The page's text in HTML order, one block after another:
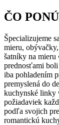
ČO
Špecializujeme
mieru,
šatníky na mieru
prednosťami
iba pohladením
premyslená do
kuchynské linky
požiadaviek
podľa svojich
romantickú